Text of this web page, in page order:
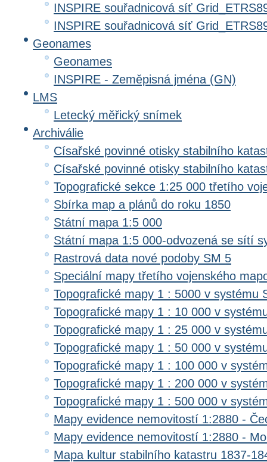
INSPIRE souřadnicová síť
INSPIRE souřadnicová síť
Geonames
Geonames
INSPIRE - Zeměpisná jména (GN)
LMS
Letecký měřický snímek
Archiválie
Císařské povinné otisky stabilního
Císařské povinné otisky stabilního
Topografické sekce 1:25 000 třetího
Sbírka map a plánů do roku 1850
Státní mapa 1:5 000
Státní mapa 1:5 000-odvozená se sítí
Rastrová data nové podoby SM 5
Speciální mapy třetího vojenského
Topografické mapy 1 : 5000 v systému
Topografické mapy 1 : 10 000 v
Topografické mapy 1 : 25 000 v
Topografické mapy 1 : 50 000 v
Topografické mapy 1 : 100 000 v
Topografické mapy 1 : 200 000 v
Topografické mapy 1 : 500 000 v
Mapy evidence nemovitostí 1:2880 -
Mapy evidence nemovitostí 1:2880 -
Mapa kultur stabilního katastru 1837-